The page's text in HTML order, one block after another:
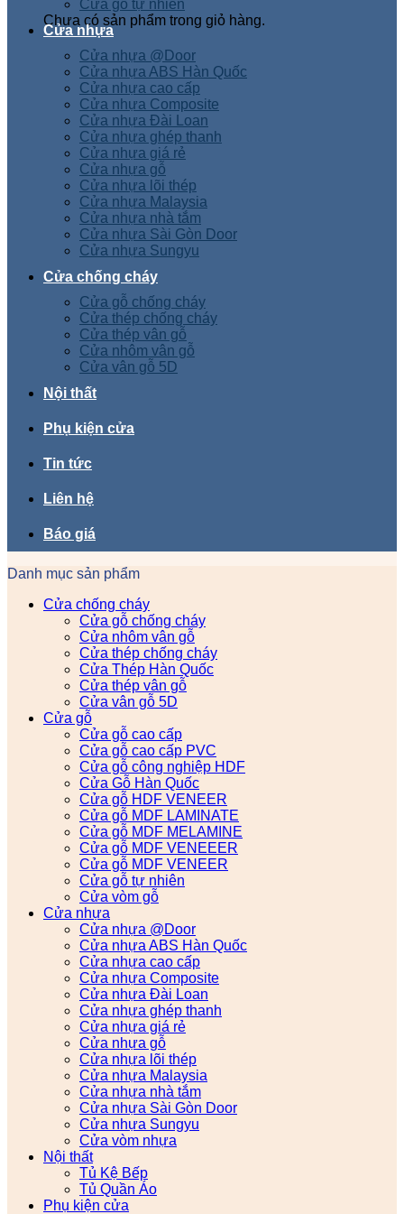
Chưa có sản phẩm trong giỏ hàng.
Cửa gỗ tự nhiên
Cửa nhựa
Cửa nhựa @Door
Cửa nhựa ABS Hàn Quốc
Cửa nhựa cao cấp
Cửa nhựa Composite
Cửa nhựa Đài Loan
Cửa nhựa ghép thanh
Cửa nhựa giá rẻ
Cửa nhựa gỗ
Cửa nhựa lõi thép
Cửa nhựa Malaysia
Cửa nhựa nhà tắm
Cửa nhựa Sài Gòn Door
Cửa nhựa Sungyu
Cửa chống cháy
Cửa gỗ chống cháy
Cửa thép chống cháy
Cửa thép vân gỗ
Cửa nhôm vân gỗ
Cửa vân gỗ 5D
Nội thất
Phụ kiện cửa
Tin tức
Liên hệ
Báo giá
Danh mục sản phẩm
Cửa chống cháy
Cửa gỗ chống cháy
Cửa nhôm vân gỗ
Cửa thép chống cháy
Cửa Thép Hàn Quốc
Cửa thép vân gỗ
Cửa vân gỗ 5D
Cửa gỗ
Cửa gỗ cao cấp
Cửa gỗ cao cấp PVC
Cửa gỗ công nghiệp HDF
Cửa Gỗ Hàn Quốc
Cửa gỗ HDF VENEER
Cửa gỗ MDF LAMINATE
Cửa gỗ MDF MELAMINE
Cửa gỗ MDF VENEEER
Cửa gỗ MDF VENEER
Cửa gỗ tự nhiên
Cửa vòm gỗ
Cửa nhựa
Cửa nhựa @Door
Cửa nhựa ABS Hàn Quốc
Cửa nhựa cao cấp
Cửa nhựa Composite
Cửa nhựa Đài Loan
Cửa nhựa ghép thanh
Cửa nhựa giá rẻ
Cửa nhựa gỗ
Cửa nhựa lõi thép
Cửa nhựa Malaysia
Cửa nhựa nhà tắm
Cửa nhựa Sài Gòn Door
Cửa nhựa Sungyu
Cửa vòm nhựa
Nội thất
Tủ Kệ Bếp
Tủ Quần Áo
Phụ kiện cửa